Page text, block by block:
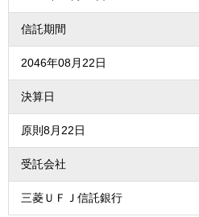
信託期間
2046年08月22日
決算日
原則8月22日
受託会社
三菱ＵＦＪ信託銀行